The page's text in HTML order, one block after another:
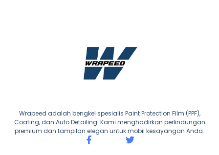
Wrapeed adalah bengkel spesialis Paint Protection Film (PPF),
Coating, dan Auto Detailing. Kami menghadirkan perlindungan
premium dan tampilan elegan untuk mobil kesayangan Anda.
F
a
T